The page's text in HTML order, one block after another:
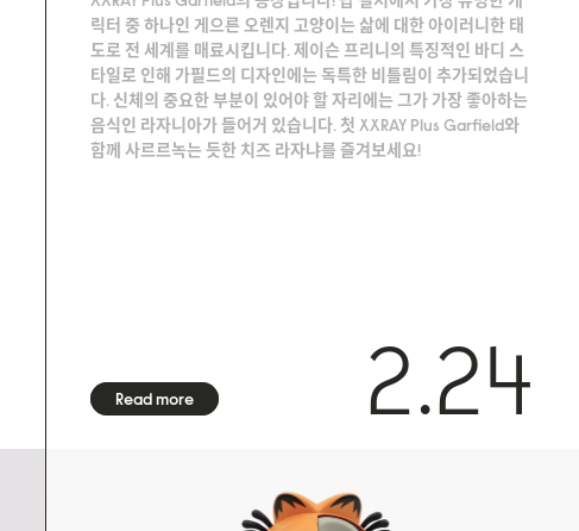
릭터 중 하나인 게으른 오렌지 고양이는 삶에 대한 아이러니한 태
도로 전 세계를 매료시킵니다. 제이슨 프리니의 특징적인 바디 스
타일로 인해 가필드의 디자인에는 독특한 비틀림이 추가되었습니
다. 신체의 중요한 부분이 있어야 할 자리에는 그가 가장 좋아하는
음식인 라자니아가 들어거 있습니다. 첫 XXRAY Plus Garfield와
함께 사르르녹는 듯한 치즈 라자냐를 즐겨보세요!
Read more 2.24